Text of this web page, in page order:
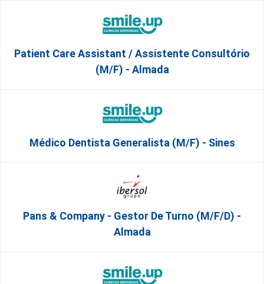
Patient Care Assistant / Assistente Consultório
(M/F) - Almada
Médico Dentista Generalista (M/F) - Sines
Pans & Company - Gestor De Turno (m/f/d) -
Almada